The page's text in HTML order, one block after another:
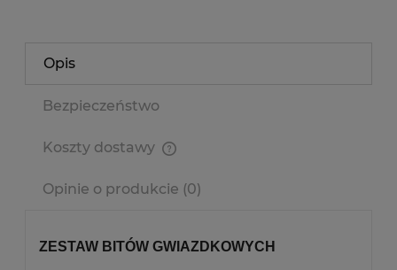
Opis
Bezpieczeństwo
Koszty dostawy
Opinie o produkcie (0)
ZESTAW BITÓW GWIAZDKOWYCH